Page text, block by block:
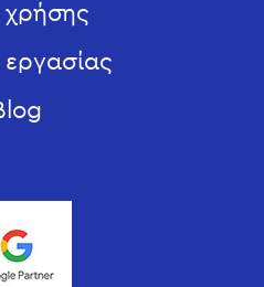
χρήσης
εργασίας